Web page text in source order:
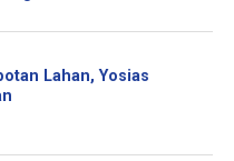
Lahan, Yosias